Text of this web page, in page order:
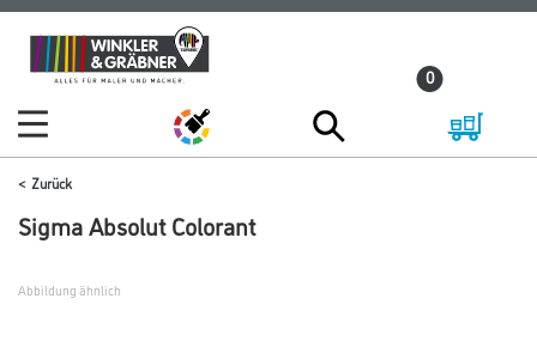
Zum
Inhalt
Zum
Navigationsmenü
0
Zurück
Sigma Absolut Colorant
Abbildung ähnlich